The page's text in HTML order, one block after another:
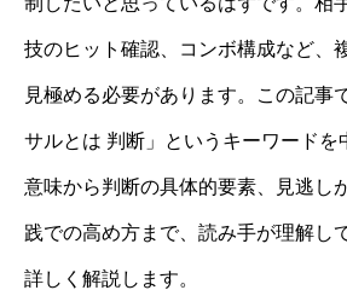
技のヒット確認、コンボ構成など、
見極める必要があります。この記事
サルとは 判断」というキーワードを
意味から判断の具体的要素、見逃し
践での高め方まで、読み手が理解し
詳しく解説します。